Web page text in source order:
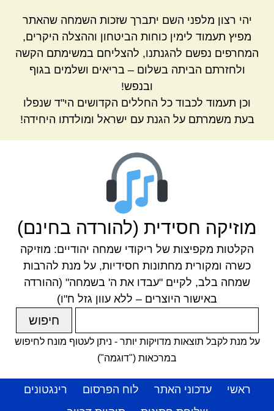
יהי רצון מלפני השם יתברך שזכות השמחה שהאתר
מפיץ תעמוד לימין כוחות הביטחון וההצלה היקרים,
המחרפים נפשם להגנתנו, להצליחם במשימתם הקשה
ולחזרתם הביתה בשלום – בריאים ושלמים בגוף
ובנפש!
וכן תעמוד לכבוד כל החללים הקדושים הי"ד שנפלו
בעת משמרתם על הגנת עם ישראל ומולדתו היחידה!
מוזיקה חסידית (להורדה בחינם)
הקלטות מקפיצות של ריקודי שמחה יהודיים: מוזיקה
כשרה ומקורית מחתונות חסידיות, על מנת להרבות
שמחה בלב, לקיים "עבדו את ה' בשמחה" (ההורדה
באישור היוצרים – ללא עוון גזל ח"ו)
על מנת לקבל תוצאות מדויקות יותר - ניתן לעטוף מונח לחיפוש
במרכאות ("דוגמה")
ראשי עדכוני האתר לוח הפרסום
רינגטונים